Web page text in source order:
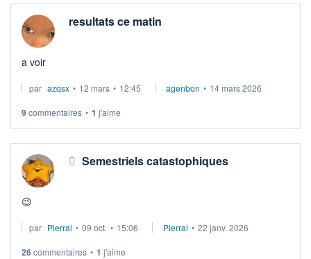
resultats ce matin
a voir
par azqsx • 12 mars • 12:45 agenbon • 14 mars 2026
9commentaires • 1 j'aime
Semestriels catastophiques
😉
par Pierral • 09 oct. • 15:06 Pierral • 22 janv. 2026
26commentaires • 1 j'aime